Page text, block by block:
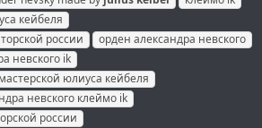
кейбеля
россии
орден александра невского
невского ik
юлиуса кейбеля
невского клеймо ik
россии